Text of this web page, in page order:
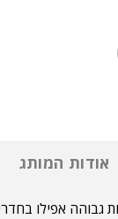
אודות המותג